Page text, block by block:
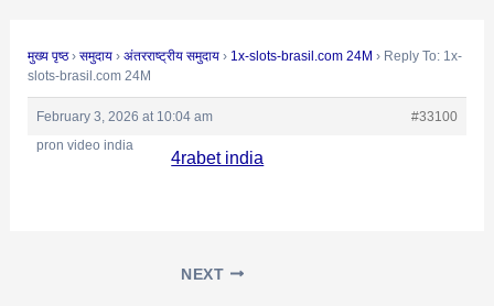
मुख्य पृष्ठ › समुदाय › अंतरराष्ट्रीय समुदाय › 1x-slots-brasil.com 24M › Reply To: 1x-
slots-brasil.com 24M
February 3, 2026 at 10:04 am
#33100
pron video india
4rabet india
NEXT